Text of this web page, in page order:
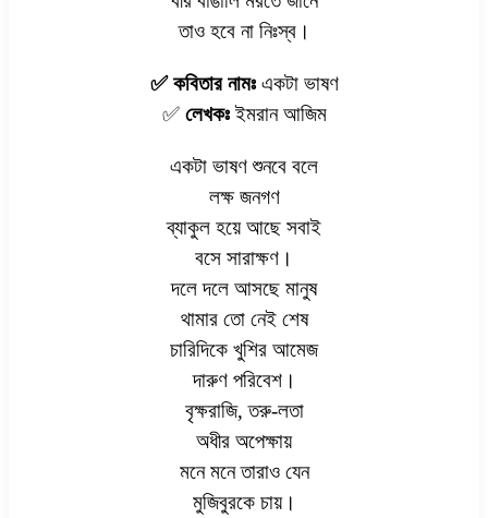
তাও হবে না নিঃস্ব।
✅ কবিতার নামঃএকটা ভাষণ
✅ লেখকঃইমরান আজিম
একটা ভাষণ শুনবে বলে
লক্ষ জনগণ
ব্যাকুল হয়ে আছে সবাই
বসে সারাক্ষণ।
দলে দলে আসছে মানুষ
থামার তো নেই শেষ
চারিদিকে খুশির আমেজ
দারুণ পরিবেশ।
বৃক্ষরাজি, তরু-লতা
অধীর অপেক্ষায়
মনে মনে তারাও যেন
মুজিবুরকে চায়।